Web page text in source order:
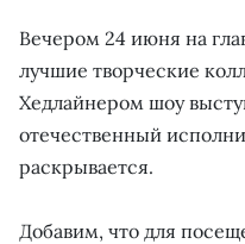
Вечером 24 июня на
лучшие творческие
Хедлайнером шоу
отечественный
раскрывается.
Добавим, что для